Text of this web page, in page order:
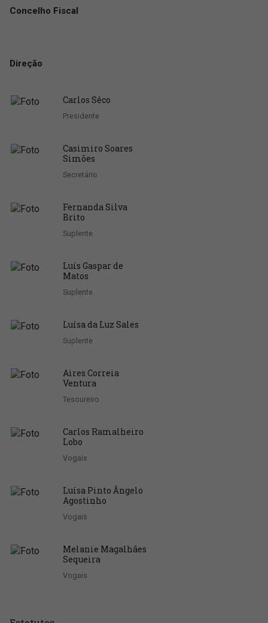
Concelho Fiscal
Direção
Carlos Sêco
Presidente
Casimiro Soares
Simões
Secretário
Fernanda Silva
Brito
Suplente
Luís Gaspar de
Matos
Suplente
Luísa da Luz Sales
Suplente
Aires Correia
Ventura
Tesoureiro
Carlos Ramalheiro
Lobo
Vogais
Luísa Pinto Ângelo
Agostinho
Vogais
Melanie Magalhães
Sequeira
Vogais